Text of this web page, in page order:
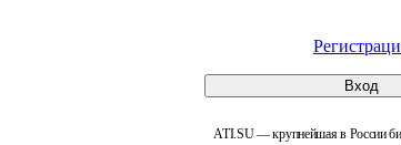
Вход
ATI.SU — крупнейшая в России